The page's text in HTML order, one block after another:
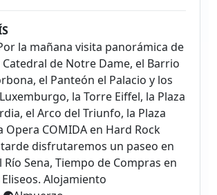
la mañana visita panorámica de
Catedral de Notre Dame, el Barrio
el Panteón el Palacio y los
la Torre Eiffel, la Plaza
el Arco del Triunfo, la Plaza
Opera COMIDA en Hard Rock
tarde disfrutaremos un paseo en
Sena, Tiempo de Compras en
Alojamiento